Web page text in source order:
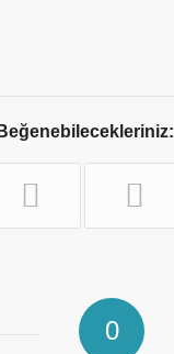
Beğenebilecekleriniz:
0